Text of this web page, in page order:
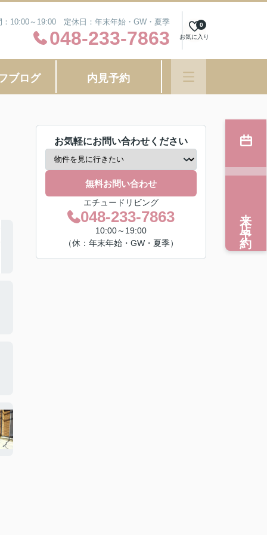
：10:00～19:00 定休日：年末年始・GW・夏季
048-233-7863 お気に入り
0
ブログ 内見予約
お気軽にお問い合わせください
無料お問い合わせ
エチュードリビング
048-233-7863
10:00～19:00
（休：年末年始・GW・夏季）
来店予約